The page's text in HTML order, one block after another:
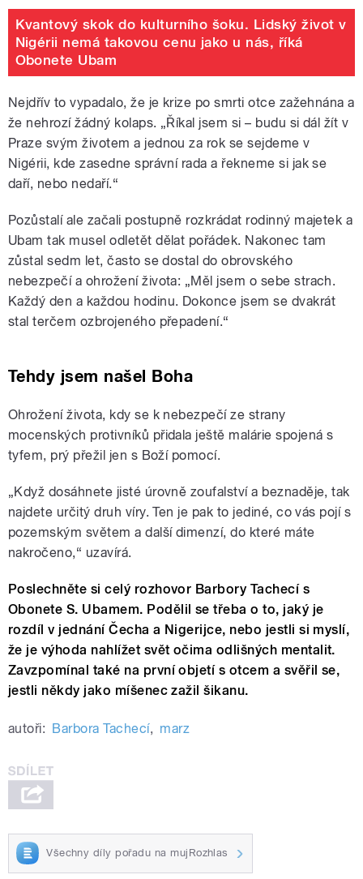
Kvantový skok do kulturního šoku. Lidský život v
Nigérii nemá takovou cenu jako u nás, říká
Obonete Ubam
Nejdřív to vypadalo, že je krize po smrti otce zažehnána a
že nehrozí žádný kolaps. „Říkal jsem si – budu si dál žít v
Praze svým životem a jednou za rok se sejdeme v
Nigérii, kde zasedne správní rada a řekneme si jak se
daří, nebo nedaří.“
Pozůstalí ale začali postupně rozkrádat rodinný majetek a
Ubam tak musel odletět dělat pořádek. Nakonec tam
zůstal sedm let, často se dostal do obrovského
nebezpečí a ohrožení života: „Měl jsem o sebe strach.
Každý den a každou hodinu. Dokonce jsem se dvakrát
stal terčem ozbrojeného přepadení.“
Tehdy jsem našel Boha
Ohrožení života, kdy se k nebezpečí ze strany
mocenských protivníků přidala ještě malárie spojená s
tyfem, prý přežil jen s Boží pomocí.
„Když dosáhnete jisté úrovně zoufalství a beznaděje, tak
najdete určitý druh víry. Ten je pak to jediné, co vás pojí s
pozemským světem a další dimenzí, do které máte
nakročeno,“ uzavírá.
Poslechněte si celý rozhovor Barbory Tachecí s
Obonete S. Ubamem. Podělil se třeba o to, jaký je
rozdíl v jednání Čecha a Nigerijce, nebo jestli si myslí,
že je výhoda nahlížet svět očima odlišných mentalit.
Zavzpomínal také na první objetí s otcem a svěřil se,
jestli někdy jako míšenec zažil šikanu.
autoři: Barbora Tachecí, marz
Všechny díly pořadu na mujRozhlas